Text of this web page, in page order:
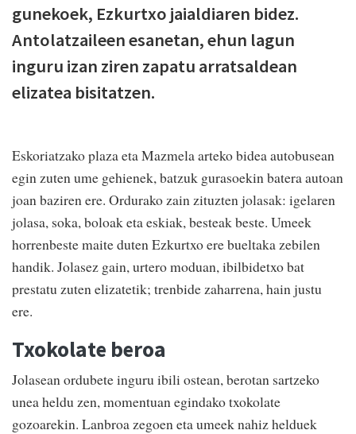
gunekoek, Ezkurtxo jaialdiaren bidez.
Antolatzaileen esanetan, ehun lagun
inguru izan ziren zapatu arratsaldean
elizatea bisitatzen.
Eskoriatzako plaza eta Mazmela arteko bidea autobusean
egin zuten ume gehienek, batzuk gurasoekin batera autoan
joan baziren ere. Ordurako zain zituzten jolasak: igelaren
jolasa, soka, boloak eta eskiak, besteak beste. Umeek
horrenbeste maite duten Ezkurtxo ere bueltaka zebilen
handik. Jolasez gain, urtero moduan, ibilbidetxo bat
prestatu zuten elizatetik; trenbide zaharrena, hain justu
ere.
Txokolate beroa
Jolasean ordubete inguru ibili ostean, berotan sartzeko
unea heldu zen, momentuan egindako txokolate
gozoarekin. Lanbroa zegoen eta umeek nahiz helduek